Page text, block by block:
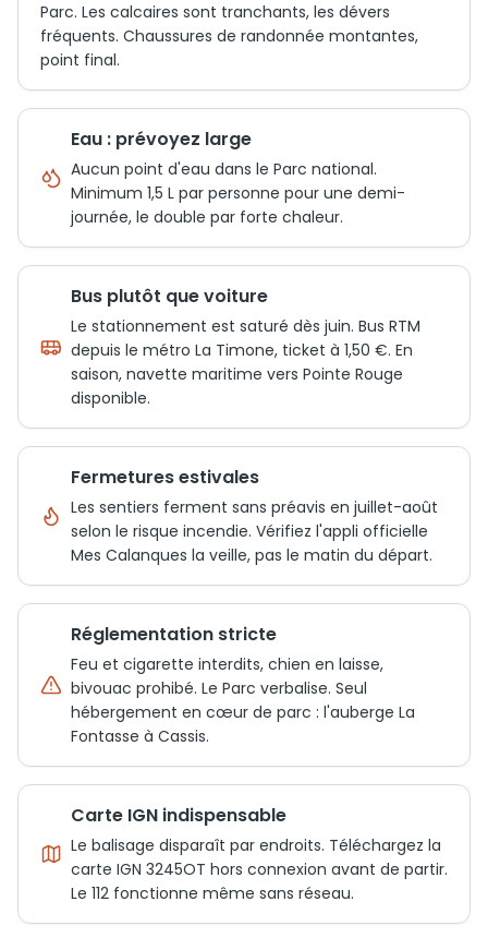
Parc. Les calcaires sont tranchants, les dévers
fréquents. Chaussures de randonnée montantes,
point final.
Eau : prévoyez large
Aucun point d'eau dans le Parc national.
Minimum 1,5 L par personne pour une demi-
journée, le double par forte chaleur.
Bus plutôt que voiture
Le stationnement est saturé dès juin. Bus RTM
depuis le métro La Timone, ticket à 1,50 €. En
saison, navette maritime vers Pointe Rouge
disponible.
Fermetures estivales
Les sentiers ferment sans préavis en juillet-août
selon le risque incendie. Vérifiez l'appli officielle
Mes Calanques la veille, pas le matin du départ.
Réglementation stricte
Feu et cigarette interdits, chien en laisse,
bivouac prohibé. Le Parc verbalise. Seul
hébergement en cœur de parc : l'auberge La
Fontasse à Cassis.
Carte IGN indispensable
Le balisage disparaît par endroits. Téléchargez la
carte IGN 3245OT hors connexion avant de partir.
Le 112 fonctionne même sans réseau.